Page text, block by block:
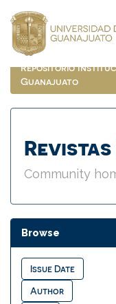
navigation
Repositorio
Guanajuato
Community
Browse